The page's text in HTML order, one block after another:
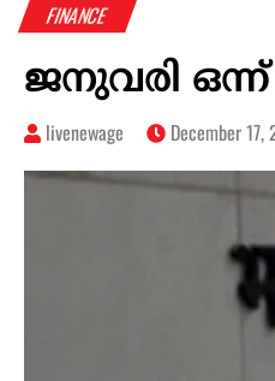
FINANCE
ജനുവരി
livenewage December 17,